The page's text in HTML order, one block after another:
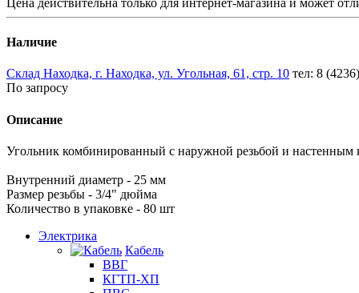
Наличие
Склад Находка, г. Находка, ул. Угольная, 61, стр. 10 тел: 8
По запросу
Описание
Угольник комбинированный с наружной резьбой и настенным
Внутренний диаметр - 25 мм
Размер резьбы - 3/4" дюйма
Количество в упаковке - 80 шт
Электрика
Кабель
ВВГ
КГТП-ХП